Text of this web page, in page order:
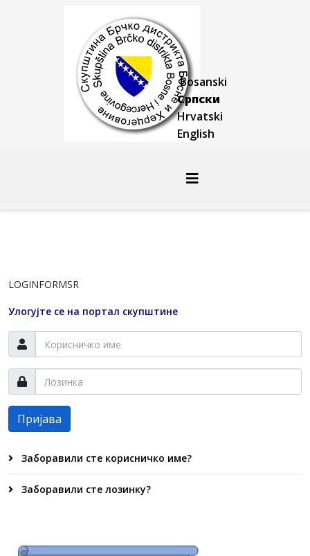
Bosanski
Српски
Hrvatski
English
LOGINFORMSR
Улогујте се на портал скупштине
Пријава
Заборавили сте корисничко име?
Заборавили сте лозинку?